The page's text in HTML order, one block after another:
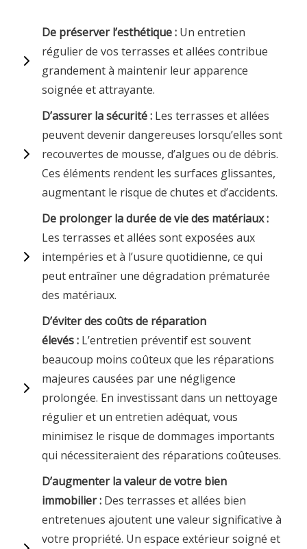
De préserver l’esthétique : Un entretien
régulier de vos terrasses et allées contribue
grandement à maintenir leur apparence
soignée et attrayante.
D’assurer la sécurité : Les terrasses et allées
peuvent devenir dangereuses lorsqu’elles sont
recouvertes de mousse, d’algues ou de débris.
Ces éléments rendent les surfaces glissantes,
augmentant le risque de chutes et d’accidents.
De prolonger la durée de vie des matériaux :
Les terrasses et allées sont exposées aux
intempéries et à l’usure quotidienne, ce qui
peut entraîner une dégradation prématurée
des matériaux.
D’éviter des coûts de réparation
élevés : L’entretien préventif est souvent
beaucoup moins coûteux que les réparations
majeures causées par une négligence
prolongée. En investissant dans un nettoyage
régulier et un entretien adéquat, vous
minimisez le risque de dommages importants
qui nécessiteraient des réparations coûteuses.
D’augmenter la valeur de votre bien
immobilier : Des terrasses et allées bien
entretenues ajoutent une valeur significative à
votre propriété. Un espace extérieur soigné et